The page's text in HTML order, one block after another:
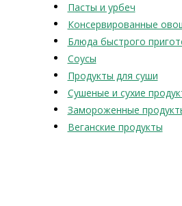
Пасты и урбеч
Консервированные
Блюда быстрого
Соусы
Продукты для суши
Сушеные и сухие
Замороженные
Веганские продукты